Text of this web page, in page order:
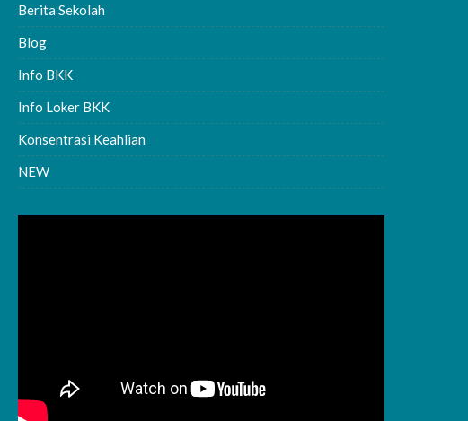
Berita Sekolah
Blog
Info BKK
Info Loker BKK
Konsentrasi Keahlian
NEW